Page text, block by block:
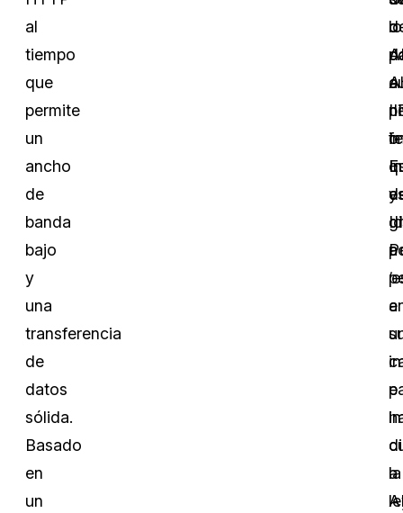
al
tiempo
que
permite
un
ancho
de
banda
bajo
y
una
transferencia
de
datos
sólida.
Basado
en
un
a
e
a
o
o
a
y
a
la